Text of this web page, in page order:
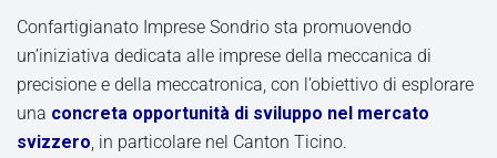
Confartigianato Imprese Sondrio sta promuovendo
un’iniziativa dedicata alle imprese della meccanica di
precisione e della meccatronica, con l’obiettivo di esplorare
una concreta opportunità di sviluppo nel mercato
svizzero, in particolare nel Canton Ticino.